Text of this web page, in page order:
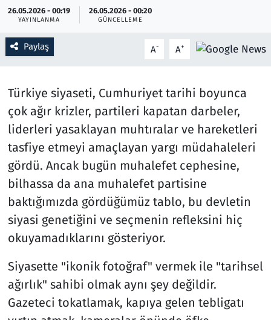
26.05.2026 - 00:19
YAYINLANMA
26.05.2026 - 00:20
GÜNCELLEME
Paylaş A- A+
Türkiye siyaseti, Cumhuriyet tarihi boyunca
çok ağır krizler, partileri kapatan darbeler,
liderleri yasaklayan muhtıralar ve hareketleri
tasfiye etmeyi amaçlayan yargı müdahaleleri
gördü. Ancak bugün muhalefet cephesine,
bilhassa da ana muhalefet partisine
baktığımızda gördüğümüz tablo, bu devletin
siyasi genetiğini ve seçmenin refleksini hiç
okuyamadıklarını gösteriyor.
Siyasette "ikonik fotoğraf" vermek ile "tarihsel
ağırlık" sahibi olmak aynı şey değildir.
Gazeteci tokatlamak, kapıya gelen tebligatı
Ramazan
Resmi İlanlar
Sağlık
Savunma Sanayi
Seçim 2023
Spor
Teknoloji ve Bilim
Televizyon